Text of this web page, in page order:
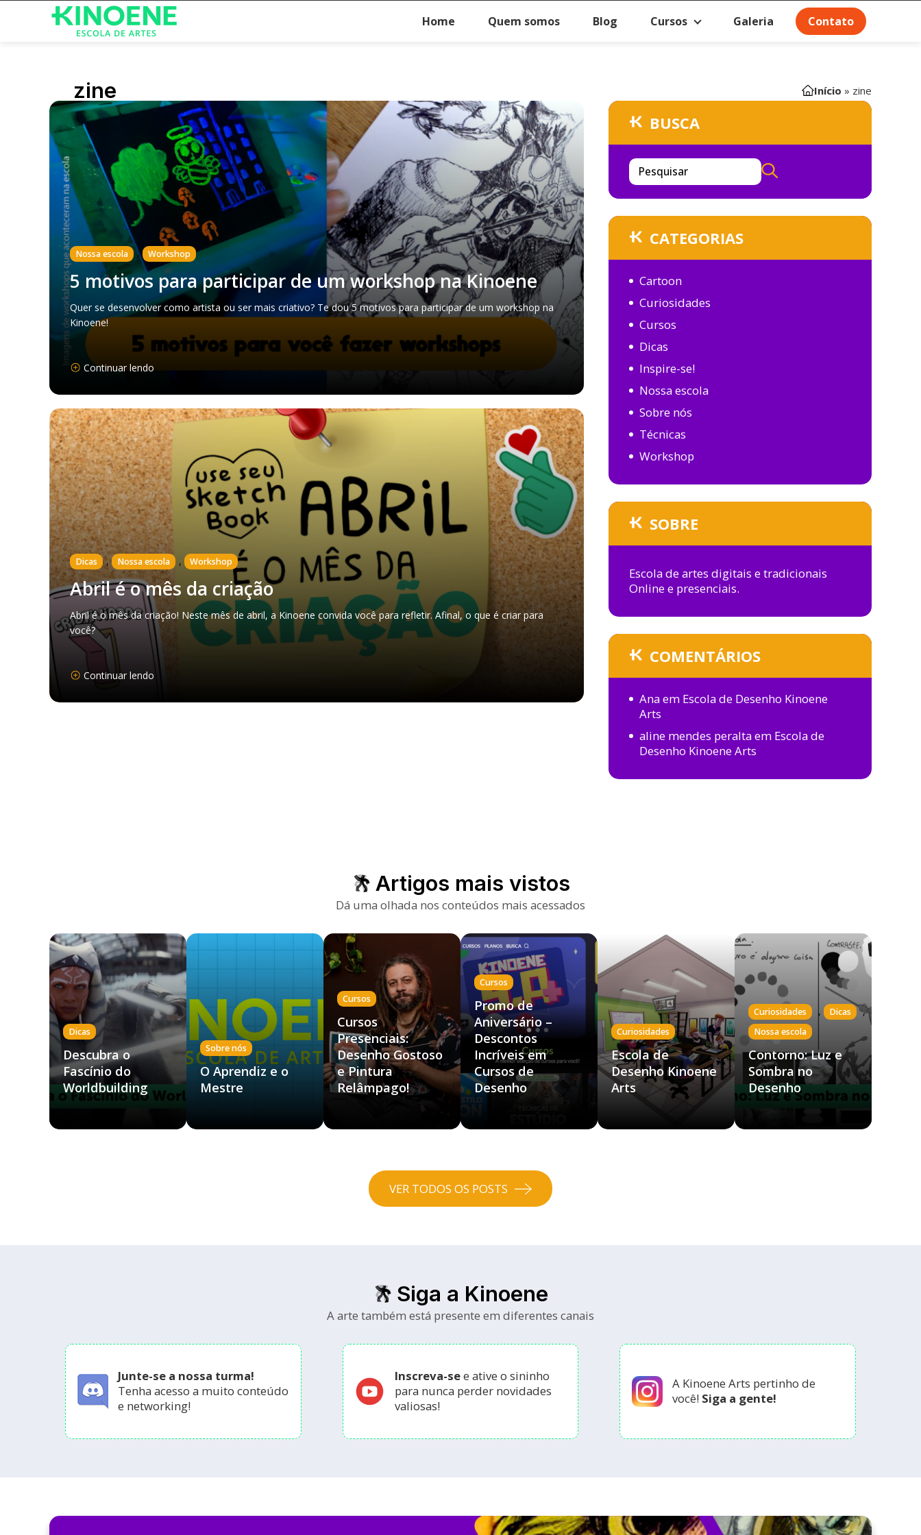
Home Quem somos Blog Cursos Galeria Contato
zine Início » zine
Nossa escola , Workshop
5 motivos para participar de um workshop na Kinoene
Quer se desenvolver como artista ou ser mais criativo? Te dou 5 motivos para participar de um workshop na
Kinoene!
Continuar lendo
Dicas , Nossa escola , Workshop
Abril é o mês da criação
Abril é o mês da criação! Neste mês de abril, a Kinoene convida você para refletir. Afinal, o que é criar para
você?
Continuar lendo
BUSCA
Pesquisar
CATEGORIAS
Cartoon
Curiosidades
Cursos
Dicas
Inspire-se!
Nossa escola
Sobre nós
Técnicas
Workshop
SOBRE
Escola de artes digitais e tradicionais
Online e presenciais.
COMENTÁRIOS
Anaem Escola de Desenho Kinoene
Arts
aline mendes peraltaem Escola de
Desenho Kinoene Arts
Artigos mais vistos
Dá uma olhada nos conteúdos mais acessados
Dicas
Descubra o
Fascínio do
Worldbuilding
Sobre nós
O Aprendiz e o
Mestre
Cursos
Cursos
Presenciais:
Desenho Gostoso
e Pintura
Relâmpago!
Cursos
Promo de
Aniversário –
Descontos
Incríveis em
Cursos de
Desenho
Curiosidades
Escola de
Desenho Kinoene
Arts
Curiosidades , Dicas ,
Nossa escola
Contorno: Luz e
Sombra no
Desenho
VER TODOS OS POSTS
Siga a Kinoene
A arte também está presente em diferentes canais
Junte-se a nossa turma!
Tenha acesso a muito conteúdo
e networking!
Inscreva-see ative o sininho
para nunca perder novidades
valiosas!
A Kinoene Arts pertinho de
você! Siga a gente!